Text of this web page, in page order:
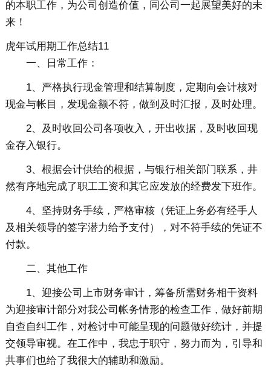
的本职工作，为公司创造价值，同公司一起展望美好的未
来！
虎年试用期工作总结11
一、日常工作：
1、严格执行现金管理和结算制度，定期向会计核对
现金与帐目，发现金额不符，做到及时汇报，及时处理。
2、及时收回公司各项收入，开出收据，及时收回现
金存入银行。
3、根据会计供给的根据，与银行相关部门联系，井
然有序地完成了职工工资和其它应发放的经费发下班作。
4、坚持财务手续，严格审核（凭证上务必有经手人
及相关领导的签字潜力给予支付），对不符手续的凭证不
付款。
二、其他工作
1、迎接公司上市财务审计，筹备所需财务相干资料
为迎接审计部分对我公司帐务情形的检查工作，做好前期
自查自纠工作，对检讨中可能呈现的问题做好统计，并提
交领导审视。在工作中，我忠于职守，努力而为，引导和
共事们也给了我很大的辅助和激励。